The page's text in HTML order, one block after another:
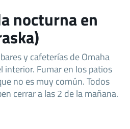
nocturna en
y cafeterías de Omaha
interior. Fumar en los patios
no es muy común. Todos
cerrar a las 2 de la mañana.